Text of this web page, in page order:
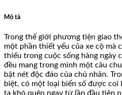
Mô tả
Trong thế giới phương tiện giao
một phần thiết yếu của xe cộ mà
thiếu trong cuộc sống hàng ngày
đều mang trong mình một câu
bật nét độc đáo của chủ nhân.
biệt, có một loại biển số được coi
ta khó quên ngay từ lần đầu tiên